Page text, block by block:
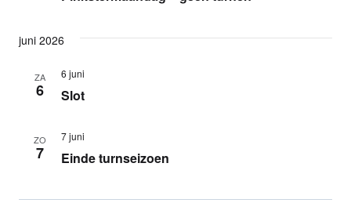
juni 2026
ZA
6 Slot
6 juni
ZO
7 Einde turnseizoen
7 juni